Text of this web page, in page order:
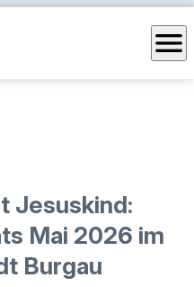
menu
Jesuskind:
Mai 2026 im
Burgau